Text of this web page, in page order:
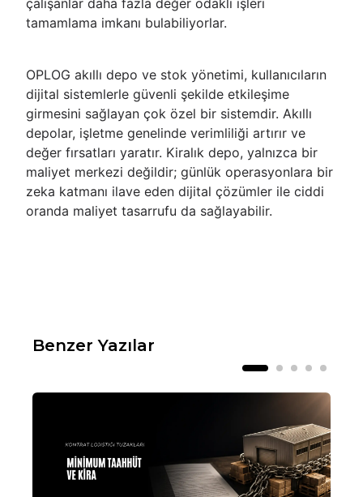
çalışanlar daha fazla değer odaklı işleri
tamamlama imkanı bulabiliyorlar.
OPLOG akıllı depo ve stok yönetimi, kullanıcıların
dijital sistemlerle güvenli şekilde etkileşime
girmesini sağlayan çok özel bir sistemdir. Akıllı
depolar, işletme genelinde verimliliği artırır ve
değer fırsatları yaratır. Kiralık depo, yalnızca bir
maliyet merkezi değildir; günlük operasyonlara bir
zeka katmanı ilave eden dijital çözümler ile ciddi
oranda maliyet tasarrufu da sağlayabilir.
Benzer Yazılar